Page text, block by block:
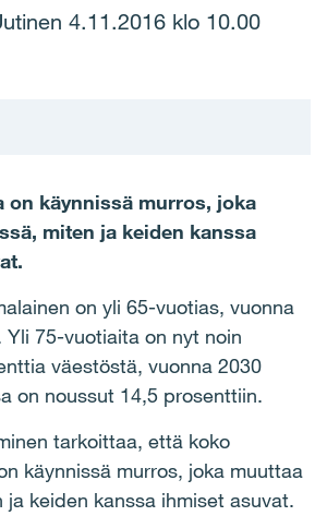
4.11.2016 klo 10.00
on käynnissä murros, joka
miten ja keiden kanssa
on yli 65-vuotias, vuonna
Yli 75-vuotiaita on nyt noin
väestöstä, vuonna 2030
on noussut 14,5 prosenttiin.
tarkoittaa, että koko
käynnissä murros, joka muuttaa
ja keiden kanssa ihmiset asuvat.